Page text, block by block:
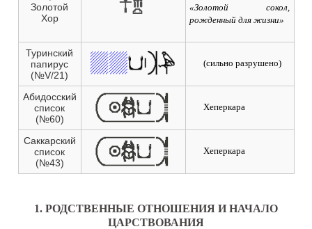
Золотой
Хор
«Золотой сокол,
рожденный для жизни»
Туринский
папирус
(№V/21)
(сильно разрушено)
Абидосский
список
(№60)
Хеперкара
Саккарский
список
(№43)
Хеперкара
1. РОДСТВЕННЫЕ ОТНОШЕНИЯ И НАЧАЛО
ЦАРСТВОВАНИЯ